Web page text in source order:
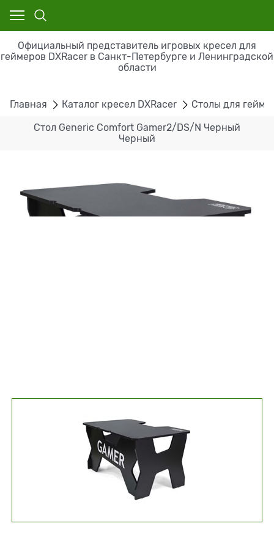
Официальный представитель игровых кресел для
геймеров DXRacer в Санкт-Петербурге и Ленинградской
области
Главная Каталог кресел DXRacer Столы для
Стол Generic Comfort Gamer2/DS/N Черный
Черный